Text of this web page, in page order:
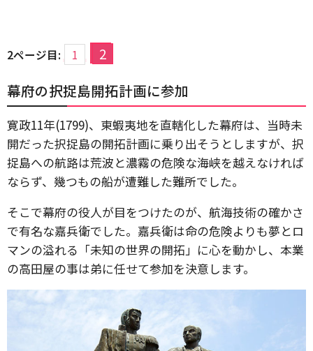
2ページ目: 1 2
幕府の択捉島開拓計画に参加
寛政11年(1799)、東蝦夷地を直轄化した幕府は、当時未
開だった択捉島の開拓計画に乗り出そうとしますが、択
捉島への航路は荒波と濃霧の危険な海峡を越えなければ
ならず、幾つもの船が遭難した難所でした。
そこで幕府の役人が目をつけたのが、航海技術の確かさ
で有名な嘉兵衛でした。嘉兵衛は命の危険よりも夢とロ
マンの溢れる「未知の世界の開拓」に心を動かし、本業
の高田屋の事は弟に任せて参加を決意します。